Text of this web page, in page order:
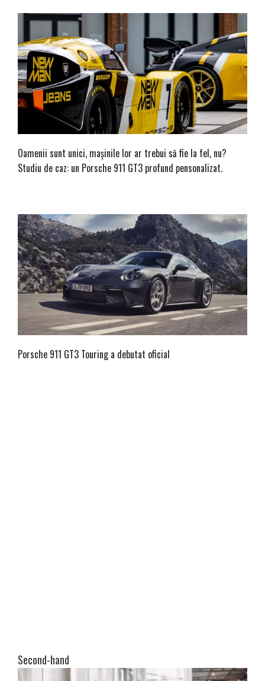
Oamenii sunt unici, mașinile lor ar trebui să fie la fel, nu?
Studiu de caz: un Porsche 911 GT3 profund pensonalizat.
Porsche 911 GT3 Touring a debutat oficial
Second-hand